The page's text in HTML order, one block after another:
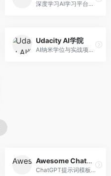
深度学习AI学习平台，由吴恩达创立。面向AI学习者，提供深度学习专项课程、AI新闻、技术社区等资源，课程质量权威。
Udacity AI学院
AI纳米学位与实战项目平台，专注于职业导向学习。面向AI从业者，提供机器学习、深度学习、计算机视觉等纳米学位，项目实战性强。
Awesome ChatGPT Prompts
ChatGPT提示词模板库，专注于实用提示词收集。面向ChatGPT用户，提供提示词模板、使用场景、效果展示等资源，模板实用性强。